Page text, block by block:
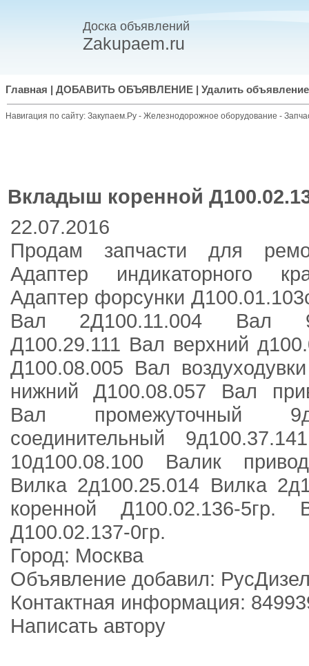
Доска объявлений
Zakupaem.ru
Главная ДОБАВИТЬ ОБЪЯВЛЕНИЕ Удалить объявление
Навигация по сайту: Закупаем.Ру - Железнодорожное оборудование -
Вкладыш коренной
22.07.2016
Продам запчасти для
Адаптер индикаторного
Адаптер форсунки
Вал 2Д100.11.004 Вал
Д100.29.111 Вал верхний
Д100.08.005 Вал
нижний Д100.08.057 Вал
Вал промежуточный
соединительный
10д100.08.100 Валик
Вилка 2д100.25.014 Вилка
коренной Д100.02.136-5гр.
Д100.02.137-0гр.
Город: Москва
Объявление добавил:
Контактная информация:
Написать автору